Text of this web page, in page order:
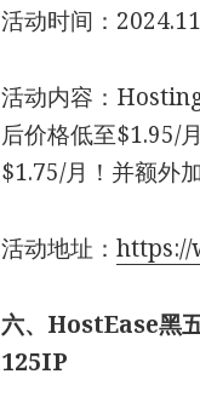
活动时间：
活动内容：
后价格低至$1.95/
$1.75/月！并额外
活动地址：https://
六、HostEase黑
125IP